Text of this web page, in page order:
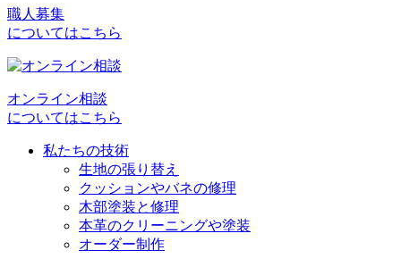
ビ
ゲ
ー
シ
ョ
職人募集
についてはこちら
オンライン相談
についてはこちら
私たちの技術
生地の張り替え
クッションやバネの修理
木部塗装と修理
本革のクリーニングや塗装
オーダー制作